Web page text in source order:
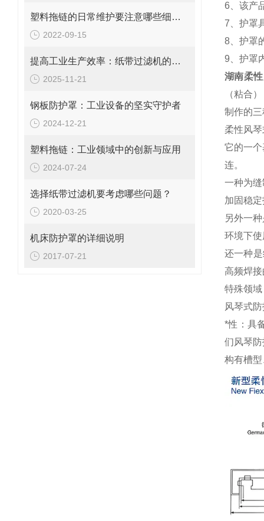
塑料拖链的日常维护要注意哪些细节？
2022-09-15
提高工业生产效率：纸带过滤机的优势与挑战
2025-11-21
钢板防护罩：工业设备的坚实守护者
2024-12-21
塑料拖链：工业领域中的创新与应用
2024-07-24
选择纸带过滤机要考虑哪些问题？
2020-03-25
机床防护罩的详细说明
2017-07-21
6、该产
7、护罩
8、护罩
9、护罩
湖南柔
（粘合
制作的
柔性风
它的一
连。
一种为
加固稳
另外一
环境下
还一种
高频焊
特殊领
风琴式
*性：具
们风琴
构有槽